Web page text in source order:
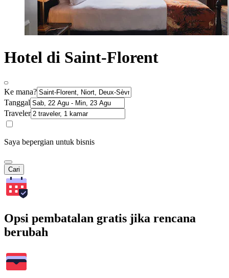
Hotel di Saint-Florent
Ke mana?
Tanggal
Traveler
Saya bepergian untuk bisnis
Cari
Opsi pembatalan gratis jika rencana
berubah